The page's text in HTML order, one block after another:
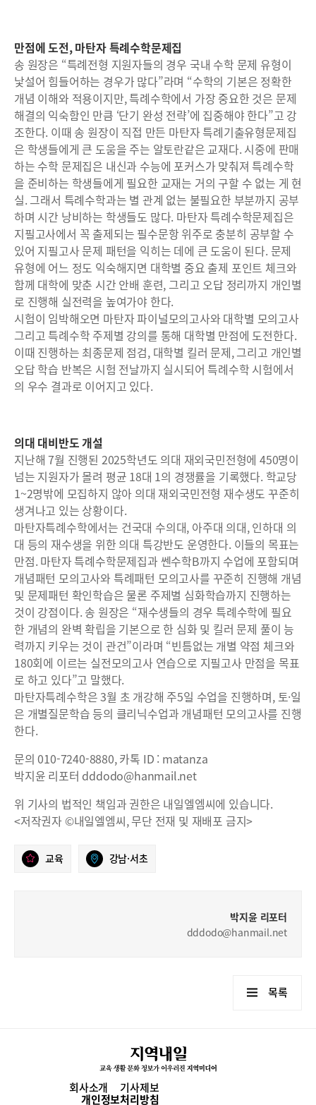
만점에 도전, 마탄자 특례수학문제집
송 원장은 “특례전형 지원자들의 경우 국내 수학 문제 유형이
낯설어 힘들어하는 경우가 많다”라며 “수학의 기본은 정확한
개념 이해와 적용이지만, 특례수학에서 가장 중요한 것은 문제
해결의 익숙함인 만큼 ‘단기 완성 전략’에 집중해야 한다”고 강
조한다. 이때 송 원장이 직접 만든 마탄자 특례기출유형문제집
은 학생들에게 큰 도움을 주는 알토란같은 교재다. 시중에 판매
하는 수학 문제집은 내신과 수능에 포커스가 맞춰져 특례수학
을 준비하는 학생들에게 필요한 교재는 거의 구할 수 없는 게 현
실. 그래서 특례수학과는 별 관계 없는 불필요한 부분까지 공부
하며 시간 낭비하는 학생들도 많다. 마탄자 특례수학문제집은
지필고사에서 꼭 출제되는 필수문항 위주로 충분히 공부할 수
있어 지필고사 문제 패턴을 익히는 데에 큰 도움이 된다. 문제
유형에 어느 정도 익숙해지면 대학별 중요 출제 포인트 체크와
함께 대학에 맞춘 시간 안배 훈련, 그리고 오답 정리까지 개인별
로 진행해 실전력을 높여가야 한다.
시험이 임박해오면 마탄자 파이널모의고사와 대학별 모의고사
그리고 특례수학 주제별 강의를 통해 대학별 만점에 도전한다.
이때 진행하는 최종문제 점검, 대학별 킬러 문제, 그리고 개인별
오답 학습 반복은 시험 전날까지 실시되어 특례수학 시험에서
의 우수 결과로 이어지고 있다.
의대 대비반도 개설
지난해 7월 진행된 2025학년도 의대 재외국민전형에 450명이
넘는 지원자가 몰려 평균 18대 1의 경쟁률을 기록했다. 학교당
1~2명밖에 모집하지 않아 의대 재외국민전형 재수생도 꾸준히
생겨나고 있는 상황이다.
마탄자특례수학에서는 건국대 수의대, 아주대 의대, 인하대 의
대 등의 재수생을 위한 의대 특강반도 운영한다. 이들의 목표는
만점. 마탄자 특례수학문제집과 쎈수학B까지 수업에 포함되며
개념패턴 모의고사와 특례패턴 모의고사를 꾸준히 진행해 개념
및 문제패턴 확인학습은 물론 주제별 심화학습까지 진행하는
것이 강점이다. 송 원장은 “재수생들의 경우 특례수학에 필요
한 개념의 완벽 확립을 기본으로 한 심화 및 킬러 문제 풀이 능
력까지 키우는 것이 관건”이라며 “빈틈없는 개별 약점 체크와
180회에 이르는 실전모의고사 연습으로 지필고사 만점을 목표
로 하고 있다”고 말했다.
마탄자특례수학은 3월 초 개강해 주5일 수업을 진행하며, 토·일
은 개별질문학습 등의 클리닉수업과 개념패턴 모의고사를 진행
한다.
문의 010-7240-8880, 카톡 ID : matanza
박지윤 리포터 dddodo@hanmail.net
위 기사의 법적인 책임과 권한은 내일엘엠씨에 있습니다.
<저작권자 ©내일엘엠씨, 무단 전재 및 재배포 금지>
교육 강남·서초
박지윤 리포터
dddodo@hanmail.net
목록
회사소개 기사제보
개인정보처리방침